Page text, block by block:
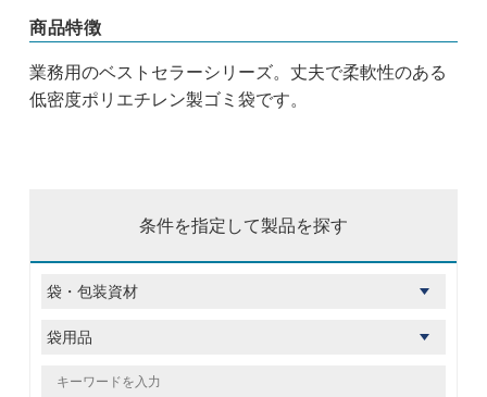
商品特徴
業務用のベストセラーシリーズ。丈夫で柔軟性のある
低密度ポリエチレン製ゴミ袋です。
条件を指定して製品を探す